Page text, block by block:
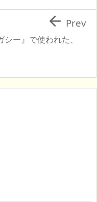
ー』で使われた、
 Prev